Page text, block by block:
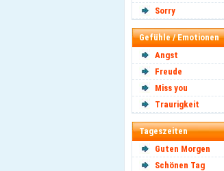
Sorry
Gefühle / Emotionen
Angst
Freude
Miss you
Traurigkeit
Tageszeiten
Guten Morgen
Schönen Tag